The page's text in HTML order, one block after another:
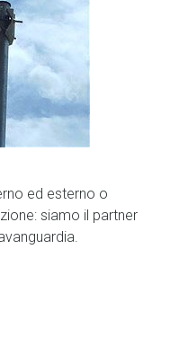
ed esterno o
siamo il partner